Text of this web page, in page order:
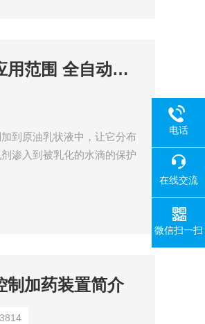
不锈钢破乳剂加药装置工艺原理及应用范围 全自动加药装置
到原油乳状液中，让它分布
渗入到被乳化的水滴的保护
相进入油相，在油相中进行
制加药装置简介
3814
电话
在线交流
微信扫一扫